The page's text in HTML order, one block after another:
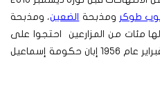
طوكر ومذبحة الضعين، ومذبحة
مئات من المزارعين احتجوا على
عدم صرف حقوقهم المالية في فبراير عام 1956 إبان حكومة إسماعيل